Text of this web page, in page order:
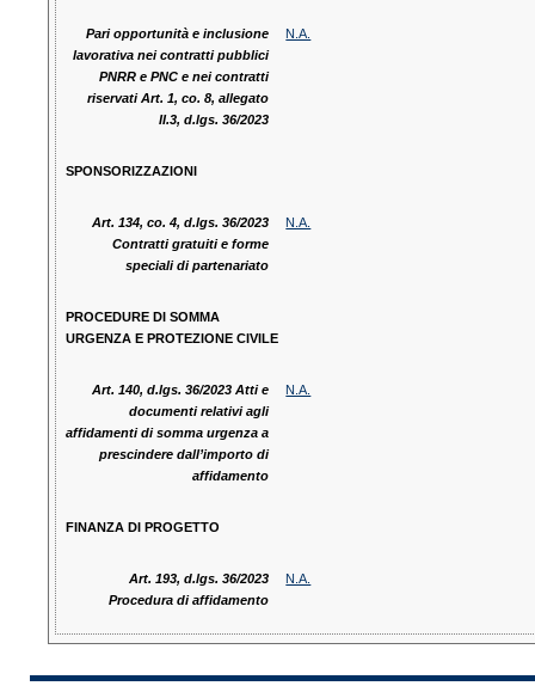
Pari opportunità e inclusione
lavorativa nei contratti pubblici
PNRR e PNC e nei contratti
riservati Art. 1, co. 8, allegato
II.3, d.lgs. 36/2023
N.A.
SPONSORIZZAZIONI
Art. 134, co. 4, d.lgs. 36/2023
Contratti gratuiti e forme
speciali di partenariato
N.A.
PROCEDURE DI SOMMA
URGENZA E PROTEZIONE CIVILE
Art. 140, d.lgs. 36/2023 Atti e
documenti relativi agli
affidamenti di somma urgenza a
prescindere dall’importo di
affidamento
N.A.
FINANZA DI PROGETTO
Art. 193, d.lgs. 36/2023
Procedura di affidamento
N.A.